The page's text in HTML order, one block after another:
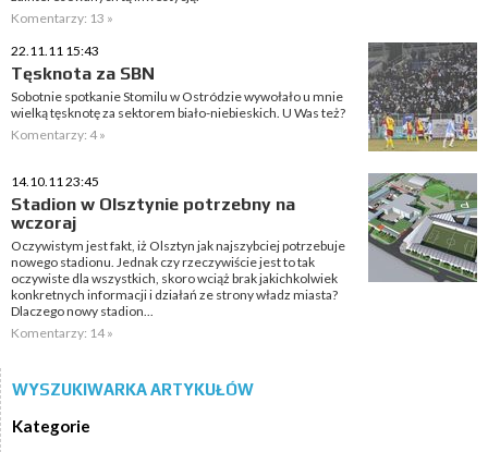
Komentarzy: 13 »
22.11.11 15:43
Tęsknota za SBN
Sobotnie spotkanie Stomilu w Ostródzie wywołało u mnie
wielką tęsknotę za sektorem biało-niebieskich. U Was też?
Komentarzy: 4 »
14.10.11 23:45
Stadion w Olsztynie potrzebny na
wczoraj
Oczywistym jest fakt, iż Olsztyn jak najszybciej potrzebuje
nowego stadionu. Jednak czy rzeczywiście jest to tak
oczywiste dla wszystkich, skoro wciąż brak jakichkolwiek
konkretnych informacji i działań ze strony władz miasta?
Dlaczego nowy stadion...
Komentarzy: 14 »
WYSZUKIWARKA ARTYKUŁÓW
Kategorie